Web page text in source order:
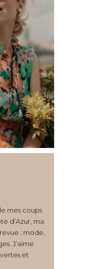
mes coups
d’Azur, ma
: mode,
J’aime
et